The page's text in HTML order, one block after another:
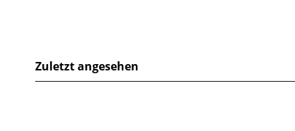
Zuletzt angesehen